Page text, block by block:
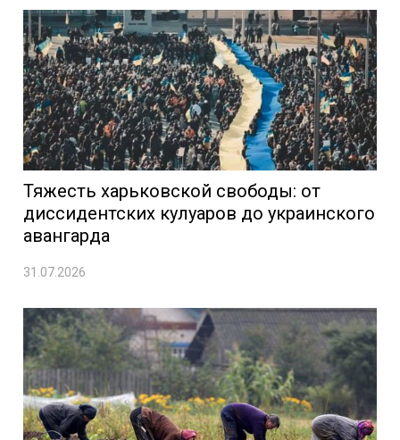
Тяжесть харьковской свободы: от
диссидентских кулуаров до украинского
авангарда
31.07.2026